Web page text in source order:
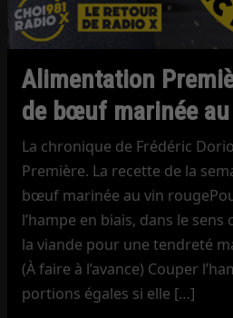
Alimentation
de bœuf marinée
La chronique de Frédéric
Première. La recette de la
bœuf marinée au vin
l’hampe en biais, dans le
la viande pour une tendreté
(À faire à l’avance) Couper
portions égales si elle […]